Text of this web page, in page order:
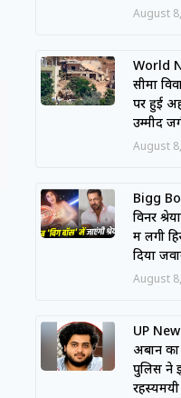
August
World
सीमा
पर हुई
उम्मीद
August
Bigg
विनर
में लेंगी
दिया
August
UP
अबान
पुलिस ने
रहस्यमयी